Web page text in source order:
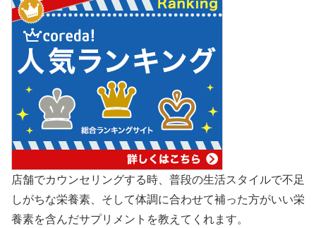
店舗でカウンセリングする時、普段の生活スタイルで不足
しがちな栄養素、そして体調に合わせて補った方がいい栄
養素を含んだサプリメントを教えてくれます。